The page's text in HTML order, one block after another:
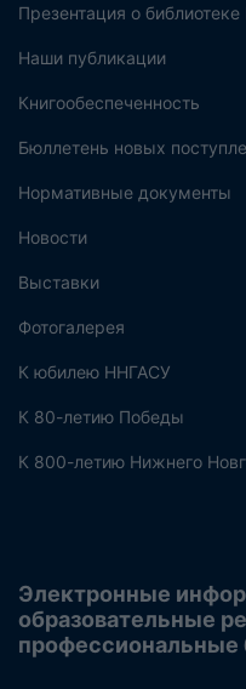
Презентация о
Наши публикации
Книгообеспеченность
Бюллетень новых
Нормативные документы
Новости
Выставки
Фотогалерея
К юбилею ННГАСУ
К 80-летию Победы
К 800-летию Нижнего
Электронные
образовательные
профессиональные